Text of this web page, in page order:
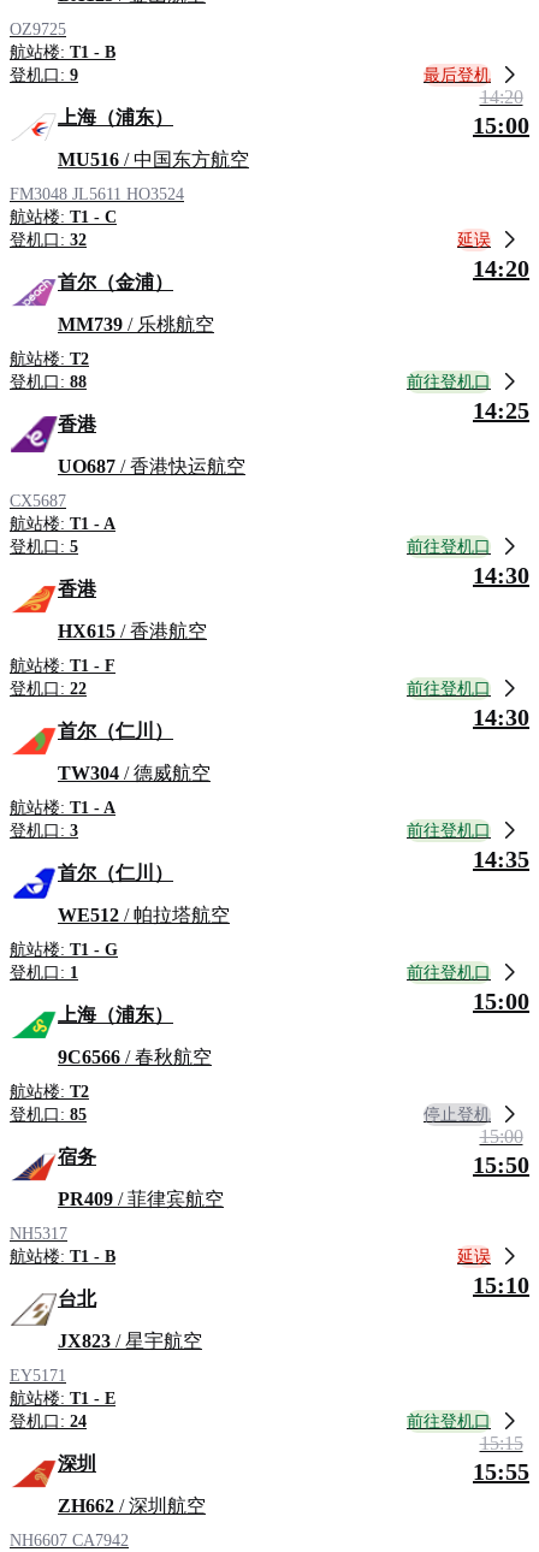
OZ9725
航站楼: T1 - B
登机口: 9 最后登机
上海（浦东）
MU516 / 中国东方航空
FM3048 JL5611 HO3524
航站楼: T1 - C
登机口: 32
14:20
15:00
延误
首尔（金浦）
MM739 / 乐桃航空
航站楼: T2
登机口: 88
14:20
前往登机口
香港
UO687 / 香港快运航空
CX5687
航站楼: T1 - A
登机口: 5
14:25
前往登机口
香港
HX615 / 香港航空
航站楼: T1 - F
登机口: 22
14:30
前往登机口
首尔（仁川）
TW304 / 德威航空
航站楼: T1 - A
登机口: 3
14:30
前往登机口
首尔（仁川）
WE512 / 帕拉塔航空
航站楼: T1 - G
登机口: 1
14:35
前往登机口
上海（浦东）
9C6566 / 春秋航空
航站楼: T2
登机口: 85
15:00
停止登机
宿务
PR409 / 菲律宾航空
NH5317
航站楼: T1 - B
15:00
15:50
延误
台北
JX823 / 星宇航空
EY5171
航站楼: T1 - E
登机口: 24
15:10
前往登机口
深圳
ZH662 / 深圳航空
NH6607 CA7942
15:15
15:55